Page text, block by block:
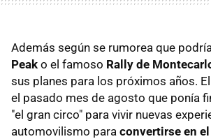
Además según se rumorea que
Peak o el famoso Rally de
sus planes para los próximos años.
el pasado mes de agosto que ponía
"el gran circo" para vivir nuevas
automovilismo para convertirse en